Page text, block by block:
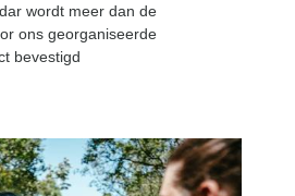
wordt meer dan de
ons georganiseerde
bevestigd